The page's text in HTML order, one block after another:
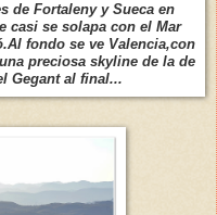
de Fortaleny y Sueca en
casi se solapa con el Mar
fondo se ve Valencia,con
preciosa skyline de la de
Gegant al final...